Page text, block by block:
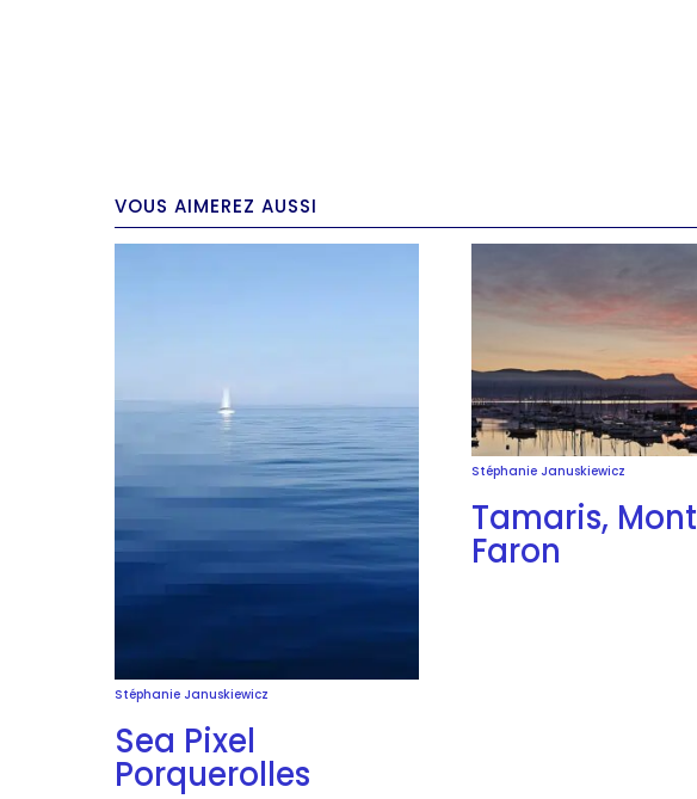
VOUS AIMEREZ AUSSI
Stéphanie Januskiewicz
Sea Pixel
Porquerolles
Stéphanie Januskiewicz
Tamaris, Mont
Faron